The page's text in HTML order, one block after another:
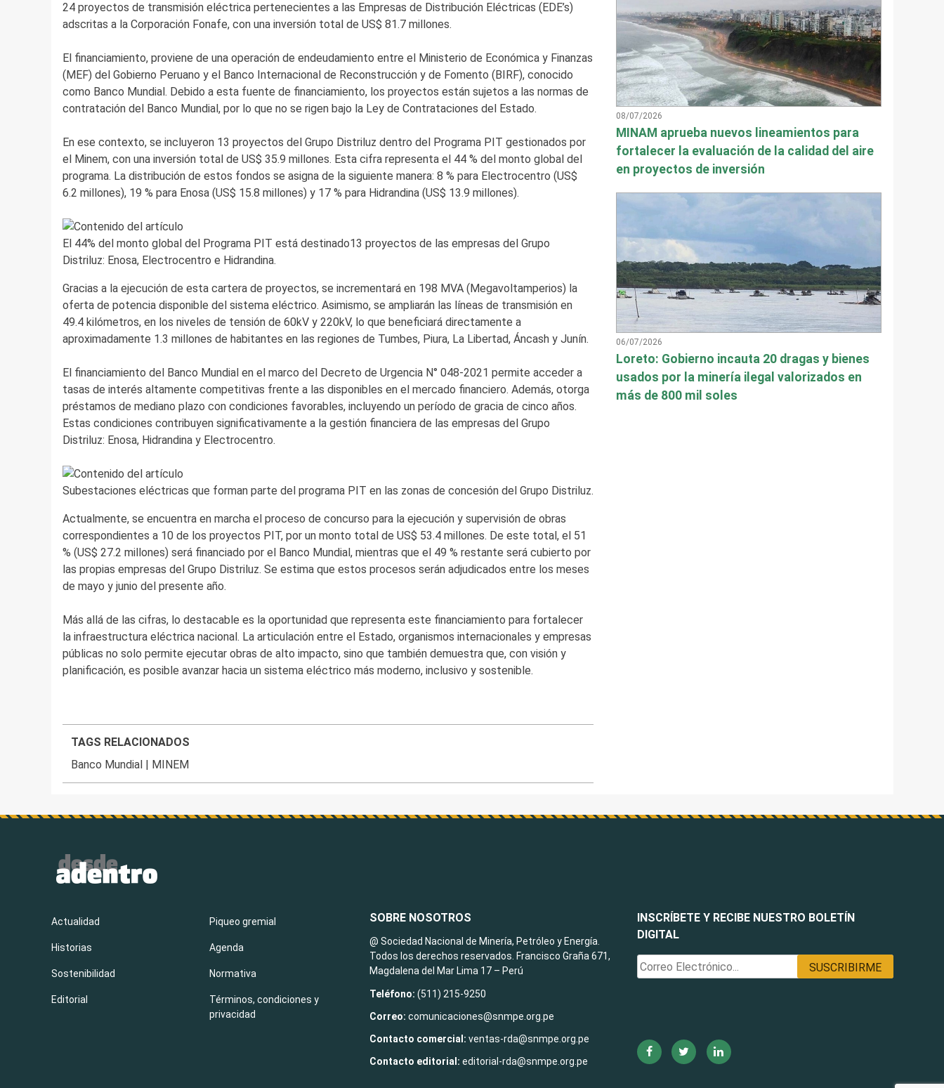
24 proyectos de transmisión eléctrica pertenecientes a las Empresas de Distribución Eléctricas (EDE’s)
adscritas a la Corporación Fonafe, con una inversión total de US$ 81.7 millones.
El financiamiento, proviene de una operación de endeudamiento entre el Ministerio de Económica y Finanzas
(MEF) del Gobierno Peruano y el Banco Internacional de Reconstrucción y de Fomento (BIRF), conocido
como Banco Mundial. Debido a esta fuente de financiamiento, los proyectos están sujetos a las normas de
contratación del Banco Mundial, por lo que no se rigen bajo la Ley de Contrataciones del Estado.
En ese contexto, se incluyeron 13 proyectos del Grupo Distriluz dentro del Programa PIT gestionados por
el Minem, con una inversión total de US$ 35.9 millones. Esta cifra representa el 44 % del monto global del
programa. La distribución de estos fondos se asigna de la siguiente manera: 8 % para Electrocentro (US$
6.2 millones), 19 % para Enosa (US$ 15.8 millones) y 17 % para Hidrandina (US$ 13.9 millones).
El 44% del monto global del Programa PIT está destinado13 proyectos de las empresas del Grupo
Distriluz: Enosa, Electrocentro e Hidrandina.
Gracias a la ejecución de esta cartera de proyectos, se incrementará en 198 MVA (Megavoltamperios) la
oferta de potencia disponible del sistema eléctrico. Asimismo, se ampliarán las líneas de transmisión en
49.4 kilómetros, en los niveles de tensión de 60kV y 220kV, lo que beneficiará directamente a
aproximadamente 1.3 millones de habitantes en las regiones de Tumbes, Piura, La Libertad, Áncash y Junín.
El financiamiento del Banco Mundial en el marco del Decreto de Urgencia N° 048-2021 permite acceder a
tasas de interés altamente competitivas frente a las disponibles en el mercado financiero. Además, otorga
préstamos de mediano plazo con condiciones favorables, incluyendo un período de gracia de cinco años.
Estas condiciones contribuyen significativamente a la gestión financiera de las empresas del Grupo
Distriluz: Enosa, Hidrandina y Electrocentro.
Subestaciones eléctricas que forman parte del programa PIT en las zonas de concesión del Grupo Distriluz.
Actualmente, se encuentra en marcha el proceso de concurso para la ejecución y supervisión de obras
correspondientes a 10 de los proyectos PIT, por un monto total de US$ 53.4 millones. De este total, el 51
% (US$ 27.2 millones) será financiado por el Banco Mundial, mientras que el 49 % restante será cubierto por
las propias empresas del Grupo Distriluz. Se estima que estos procesos serán adjudicados entre los meses
de mayo y junio del presente año.
Más allá de las cifras, lo destacable es la oportunidad que representa este financiamiento para fortalecer
la infraestructura eléctrica nacional. La articulación entre el Estado, organismos internacionales y empresas
públicas no solo permite ejecutar obras de alto impacto, sino que también demuestra que, con visión y
planificación, es posible avanzar hacia un sistema eléctrico más moderno, inclusivo y sostenible.
TAGS RELACIONADOS
Banco Mundial | MINEM
08/07/2026
MINAM aprueba nuevos lineamientos para
fortalecer la evaluación de la calidad del aire
en proyectos de inversión
06/07/2026
Loreto: Gobierno incauta 20 dragas y bienes
usados por la minería ilegal valorizados en
más de 800 mil soles
INSCRÍBETE Y RECIBE NUESTRO BOLETÍN
DIGITAL
Actualidad
Historias
Sostenibilidad
Editorial
Piqueo gremial
Agenda
Normativa
Términos, condiciones y
privacidad
SOBRE NOSOTROS
@ Sociedad Nacional de Minería, Petróleo y Energía.
Todos los derechos reservados. Francisco Graña 671,
Magdalena del Mar Lima 17 – Perú
Teléfono: (511) 215-9250
Correo:comunicaciones@snmpe.org.pe
Contacto comercial: ventas-rda@snmpe.org.pe
Contacto editorial: editorial-rda@snmpe.org.pe